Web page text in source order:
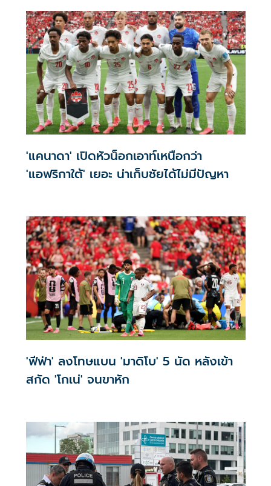
'แคนาดา' เปิดหัวน็อกเอาท์เหนือกว่า
'แอฟริกาใต้' เยอะ น่าเก็บชัยได้ไม่มีปัญหา
'ฟีฟ่า' ลงโทษแบน 'มาดิโบ' 5 นัด หลังเข้า
สกัด 'โกเน่' จนขาหัก